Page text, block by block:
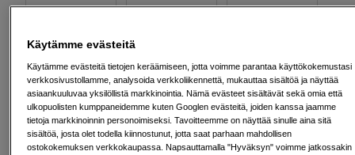
67 mm
52 mm 55 mm 58 mm
Käytämme evästeitä
Käytämme evästeitä tietojen keräämiseen, jotta voimme parantaa käyttökokemustasi
verkkosivustollamme, analysoida verkkoliikennettä, mukauttaa sisältöä ja näyttää
asiaankuuluvaa yksilöllistä markkinointia. Nämä evästeet sisältävät sekä omia että
ulkopuolisten kumppaneidemme kuten Googlen evästeitä, joiden kanssa jaamme
tietoja markkinoinnin personoimiseksi. Tavoitteemme on näyttää sinulle aina sitä
sisältöä, josta olet todella kiinnostunut, jotta saat parhaan mahdollisen
ostokokemuksen verkkokaupassa. Napsauttamalla "Hyväksyn" voimme jatkossakin